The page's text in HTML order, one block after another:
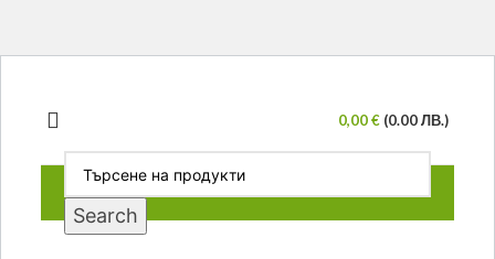
0,00€ (0.00 ЛВ.)
Search